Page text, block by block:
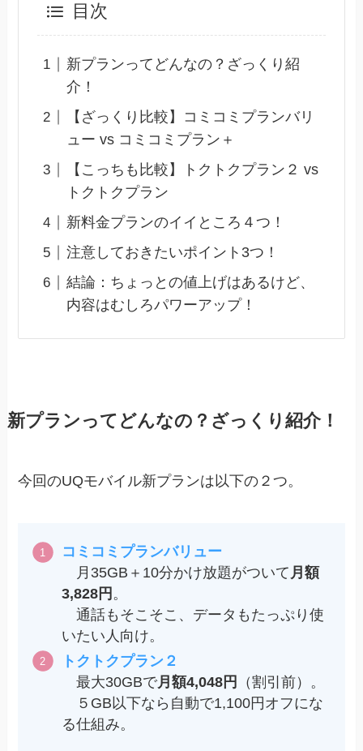
目次
新プランってどんなの？ざっくり紹
介！
【ざっくり比較】コミコミプランバリ
ュー vs コミコミプラン＋
【こっちも比較】トクトクプラン２ vs
トクトクプラン
新料金プランのイイところ４つ！
注意しておきたいポイント3つ！
結論：ちょっとの値上げはあるけど、
内容はむしろパワーアップ！
新プランってどんなの？ざっくり紹介！
今回のUQモバイル新プランは以下の２つ。
コミコミプランバリュー
月35GB＋10分かけ放題がついて 月額
3,828円 。
通話もそこそこ、データもたっぷり使
いたい人向け。
トクトクプラン２
最大30GBで月額4,048円
（割引前）。
５GB以下なら自動で1,100円オフにな
る仕組み。